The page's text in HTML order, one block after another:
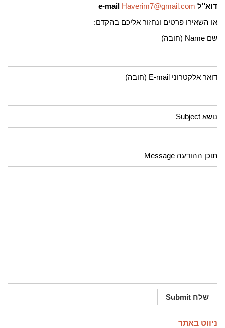
דוא"ל
e-mail Haverim7@gmail.com
או השאירו פרטים ונחזור אליכם בהקדם:
שם Name (חובה)
דואר אלקטרוני E-mail (חובה)
נושא Subject
תוכן ההודעה Message
ניווט באתר